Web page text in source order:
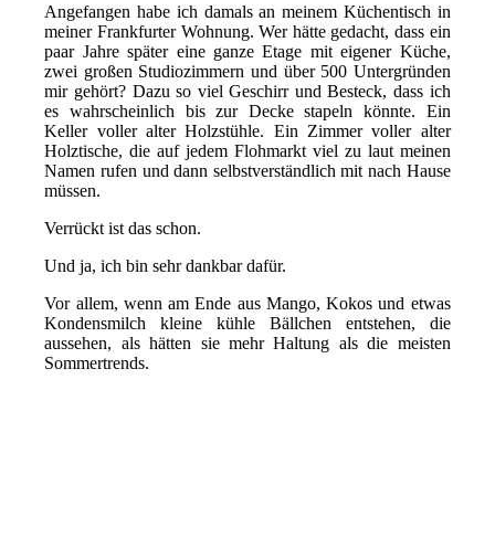
Angefangen habe ich damals an meinem Küchentisch in
meiner Frankfurter Wohnung. Wer hätte gedacht, dass ein
paar Jahre später eine ganze Etage mit eigener Küche,
zwei großen Studiozimmern und über 500 Untergründen
mir gehört? Dazu so viel Geschirr und Besteck, dass ich
es wahrscheinlich bis zur Decke stapeln könnte. Ein
Keller voller alter Holzstühle. Ein Zimmer voller alter
Holztische, die auf jedem Flohmarkt viel zu laut meinen
Namen rufen und dann selbstverständlich mit nach Hause
müssen.
Verrückt ist das schon.
Und ja, ich bin sehr dankbar dafür.
Vor allem, wenn am Ende aus Mango, Kokos und etwas
Kondensmilch kleine kühle Bällchen entstehen, die
aussehen, als hätten sie mehr Haltung als die meisten
Sommertrends.